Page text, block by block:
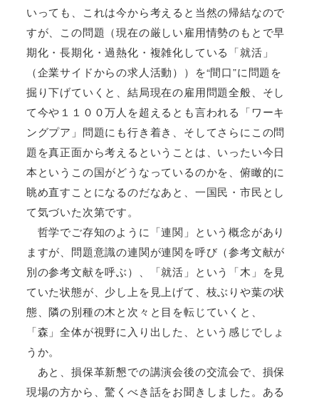
いっても、これは今から考えると当然の帰結なので
すが、この問題（現在の厳しい雇用情勢のもとで早
期化・長期化・過熱化・複雑化している「就活」
（企業サイドからの求人活動））を“間口”に問題を
掘り下げていくと、結局現在の雇用問題全般、そし
て今や１１００万人を超えるとも言われる「ワーキ
ングプア」問題にも行き着き、そしてさらにこの問
題を真正面から考えるということは、いったい今日
本というこの国がどうなっているのかを、俯瞰的に
眺め直すことになるのだなあと、一国民・市民とし
て気づいた次第です。
哲学でご存知のように「連関」という概念があり
ますが、問題意識の連関が連関を呼び（参考文献が
別の参考文献を呼ぶ）、「就活」という「木」を見
ていた状態が、少し上を見上げて、枝ぶりや葉の状
態、隣の別種の木と次々と目を転じていくと、
「森」全体が視野に入り出した、という感じでしょ
うか。
あと、損保革新懇での講演会後の交流会で、損保
現場の方から、驚くべき話をお聞きしました。ある